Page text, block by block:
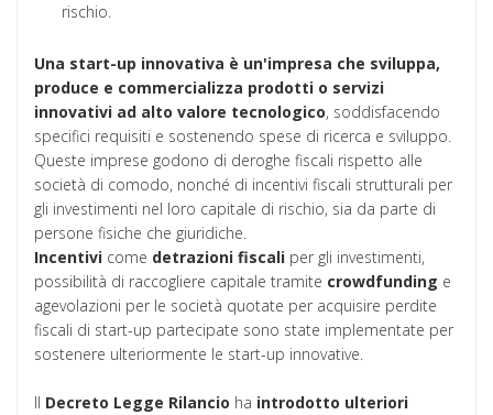
rischio.
Una start-up innovativa è un'impresa che sviluppa,
produce e commercializza prodotti o servizi
innovativi ad alto valore tecnologico, soddisfacendo
specifici requisiti e sostenendo spese di ricerca e sviluppo.
Queste imprese godono di deroghe fiscali rispetto alle
società di comodo, nonché di incentivi fiscali strutturali per
gli investimenti nel loro capitale di rischio, sia da parte di
persone fisiche che giuridiche.
Incentivi come detrazioni fiscali per gli investimenti,
possibilità di raccogliere capitale tramite crowdfunding e
agevolazioni per le società quotate per acquisire perdite
fiscali di start-up partecipate sono state implementate per
sostenere ulteriormente le start-up innovative.
Il Decreto Legge Rilancio ha introdotto ulteriori